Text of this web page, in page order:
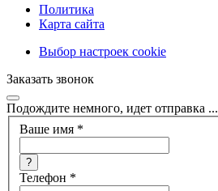
Политика
Карта сайта
Выбор настроек cookie
Заказать звонок
Подождите немного, идет отправка ...
Ваше имя *
?
Телефон *